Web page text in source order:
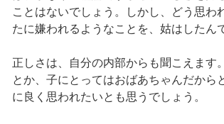
ことはないでしょう。しかし、どう思わ
たに嫌われるようなことを、姑はしたん
正しさは、自分の内部からも聞こえます
とか、子にとってはおばあちゃんだから
に良く思われたいとも思うでしょう。